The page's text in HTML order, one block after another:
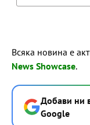
Всяка новина е
News Showcase.
Добави ни
Google